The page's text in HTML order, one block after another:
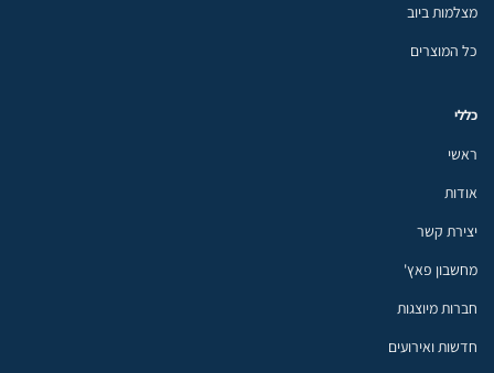
מצלמות ביוב
כל המוצרים
כללי
ראשי
אודות
יצירת קשר
מחשבון פאץ'
חברות מיוצגות
חדשות ואירועים